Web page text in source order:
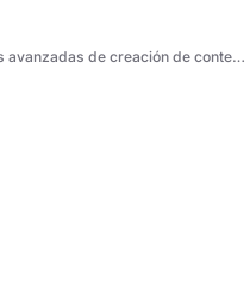
de contenido > Elementos avanzados